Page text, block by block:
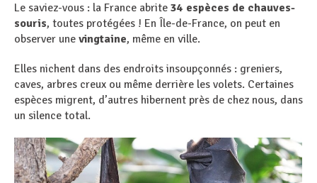
Le saviez-vous : la France abrite 34 espèces de chauves-
souris, toutes protégées ! En Île-de-France, on peut en
observer une vingtaine, même en ville.
Elles nichent dans des endroits insoupçonnés : greniers,
caves, arbres creux ou même derrière les volets. Certaines
espèces migrent, d’autres hibernent près de chez nous, dans
un silence total.